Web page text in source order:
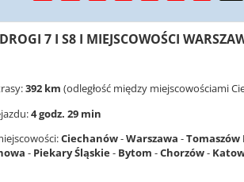
7 I S8 I MIEJSCOWOŚCI
392 km (odległość między miejscowościami
4 godz. 29 min
Ciechanów-Warszawa -Tomaszów
- Piekary Śląskie- Bytom -Chorzów-